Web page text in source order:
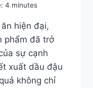
4 minutes
hiện đại,
phẩm đã trở
sự cạnh
xuất dầu đậu
không chỉ